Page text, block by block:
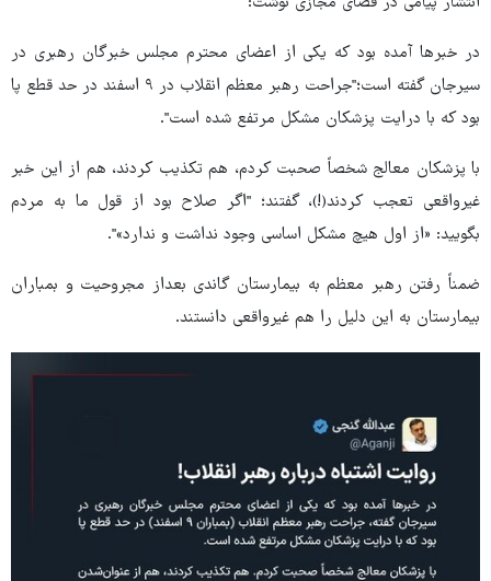
در خبرها آمده بود که یکی از اعضای محترم مجلس خبرگان رهبری در
سیرجان گفته است؛"جراحت رهبر معظم انقلاب در ٩ اسفند در حد قطع پا
بود که با درایت پزشکان مشکل مرتفع شده است".
با پزشکان معالج شخصاً صحبت کردم، هم تکذیب کردند، هم از این خبر
غیرواقعی تعجب کردند(!)، گفتند؛ "اگر صلاح بود از قول ما به مردم
بگویید: «از اول هیچ مشکل اساسی وجود نداشت و ندارد»".
ضمناً رفتن رهبر معظم به بیمارستان گاندی بعداز مجروحیت و بمباران
بیمارستان به این دلیل را هم غیرواقعی دانستند.